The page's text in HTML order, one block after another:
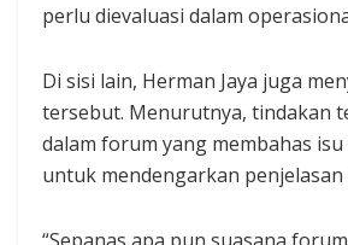
perlu dievaluasi dalam
Di sisi lain, Herman Jaya juga
tersebut. Menurutnya, tindakan
dalam forum yang membahas
untuk mendengarkan